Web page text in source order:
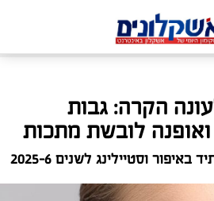
הקרה: גבות
לובשת מתכות
וסטיילינג לשנים 2025-6